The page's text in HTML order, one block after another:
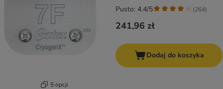
5 opcji
241,96 zł
Pusto: 4.4/5 (264)
Dodaj do koszyka